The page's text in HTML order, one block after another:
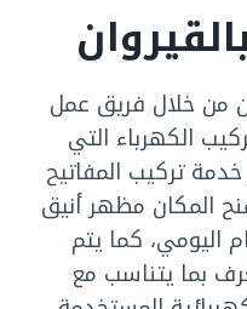
من خلال فريق عمل
الكهرباء التي
تركيب المفاتيح
المكان مظهر أنيق
اليومي، كما يتم
بما يتناسب مع